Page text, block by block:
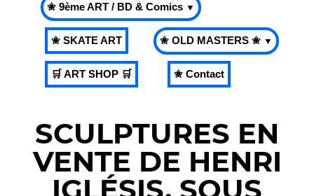
✬ 9ème ART / BD & Comics ▼
✬ SKATE ART ✬ OLD MASTERS ✬ ▼
🛒 ART SHOP 🛒 ✬ Contact
SCULPTURES EN
VENTE DE HENRI